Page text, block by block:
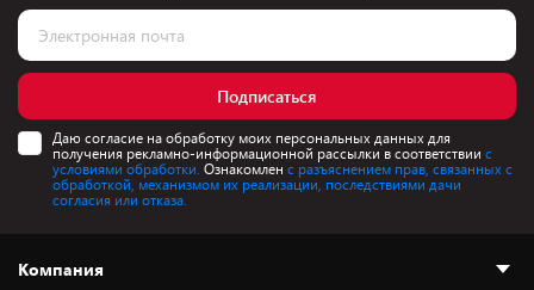
Подписаться
Даю согласие на обработку моих персональных данных для
получения рекламно-информационной рассылки в соответствии с
условиями обработки. Ознакомлен с разъяснением прав, связанных с
обработкой, механизмом их реализации, последствиями дачи
согласия или отказа.
Компания